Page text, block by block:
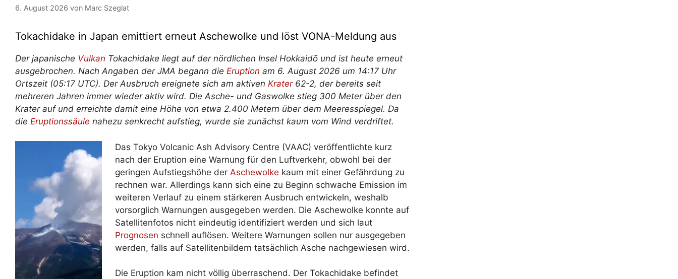
6. August 2026 von Marc Szeglat
Tokachidake in Japan emittiert erneut Aschewolke und löst VONA-Meldung aus
Der japanische Vulkan Tokachidake liegt auf der nördlichen Insel Hokkaidō und ist heute erneut
ausgebrochen. Nach Angaben der JMA begann die Eruption am 6. August 2026 um 14:17 Uhr
Ortszeit (05:17 UTC). Der Ausbruch ereignete sich am aktiven Krater62-2, der bereits seit
mehreren Jahren immer wieder aktiv wird. Die Asche- und Gaswolke stieg 300 Meter über den
Krater auf und erreichte damit eine Höhe von etwa 2.400 Metern über dem Meeresspiegel. Da
die Eruptionssäule nahezu senkrecht aufstieg, wurde sie zunächst kaum vom Wind verdriftet.
Das Tokyo Volcanic Ash Advisory Centre (VAAC) veröffentlichte kurz
nach der Eruption eine Warnung für den Luftverkehr, obwohl bei der
geringen Aufstiegshöhe der Aschewolke kaum mit einer Gefährdung zu
rechnen war. Allerdings kann sich eine zu Beginn schwache Emission im
weiteren Verlauf zu einem stärkeren Ausbruch entwickeln, weshalb
vorsorglich Warnungen ausgegeben werden. Die Aschewolke konnte auf
Satellitenfotos nicht eindeutig identifiziert werden und sich laut
Prognosen schnell auflösen. Weitere Warnungen sollen nur ausgegeben
werden, falls auf Satellitenbildern tatsächlich Asche nachgewiesen wird.
Die Eruption kam nicht völlig überraschend. Der Tokachidake befindet